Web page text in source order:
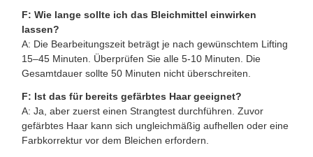
F: Wie lange sollte ich das Bleichmittel einwirken
lassen?
A: Die Bearbeitungszeit beträgt je nach gewünschtem Lifting
15–45 Minuten. Überprüfen Sie alle 5-10 Minuten. Die
Gesamtdauer sollte 50 Minuten nicht überschreiten.
F: Ist das für bereits gefärbtes Haar geeignet?
A: Ja, aber zuerst einen Strangtest durchführen. Zuvor
gefärbtes Haar kann sich ungleichmäßig aufhellen oder eine
Farbkorrektur vor dem Bleichen erfordern.